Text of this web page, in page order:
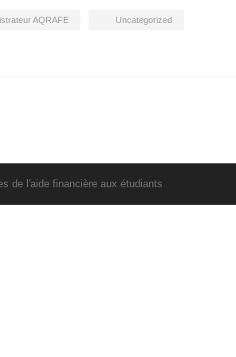
AQRAFE Uncategorized
de l'aide financière aux étudiants